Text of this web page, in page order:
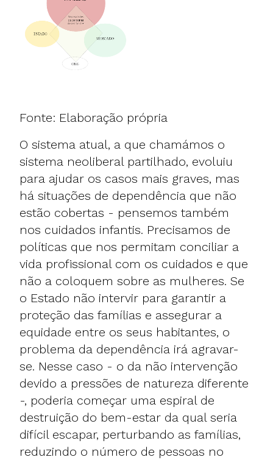
Fonte: Elaboração própria
O sistema atual, a que chamámos o
sistema neoliberal partilhado, evoluiu
para ajudar os casos mais graves, mas
há situações de dependência que não
estão cobertas - pensemos também
nos cuidados infantis. Precisamos de
políticas que nos permitam conciliar a
vida profissional com os cuidados e que
não a coloquem sobre as mulheres. Se
o Estado não intervir para garantir a
proteção das famílias e assegurar a
equidade entre os seus habitantes, o
problema da dependência irá agravar-
se. Nesse caso - o da não intervenção
devido a pressões de natureza diferente
-, poderia começar uma espiral de
destruição do bem-estar da qual seria
difícil escapar, perturbando as famílias,
reduzindo o número de pessoas no